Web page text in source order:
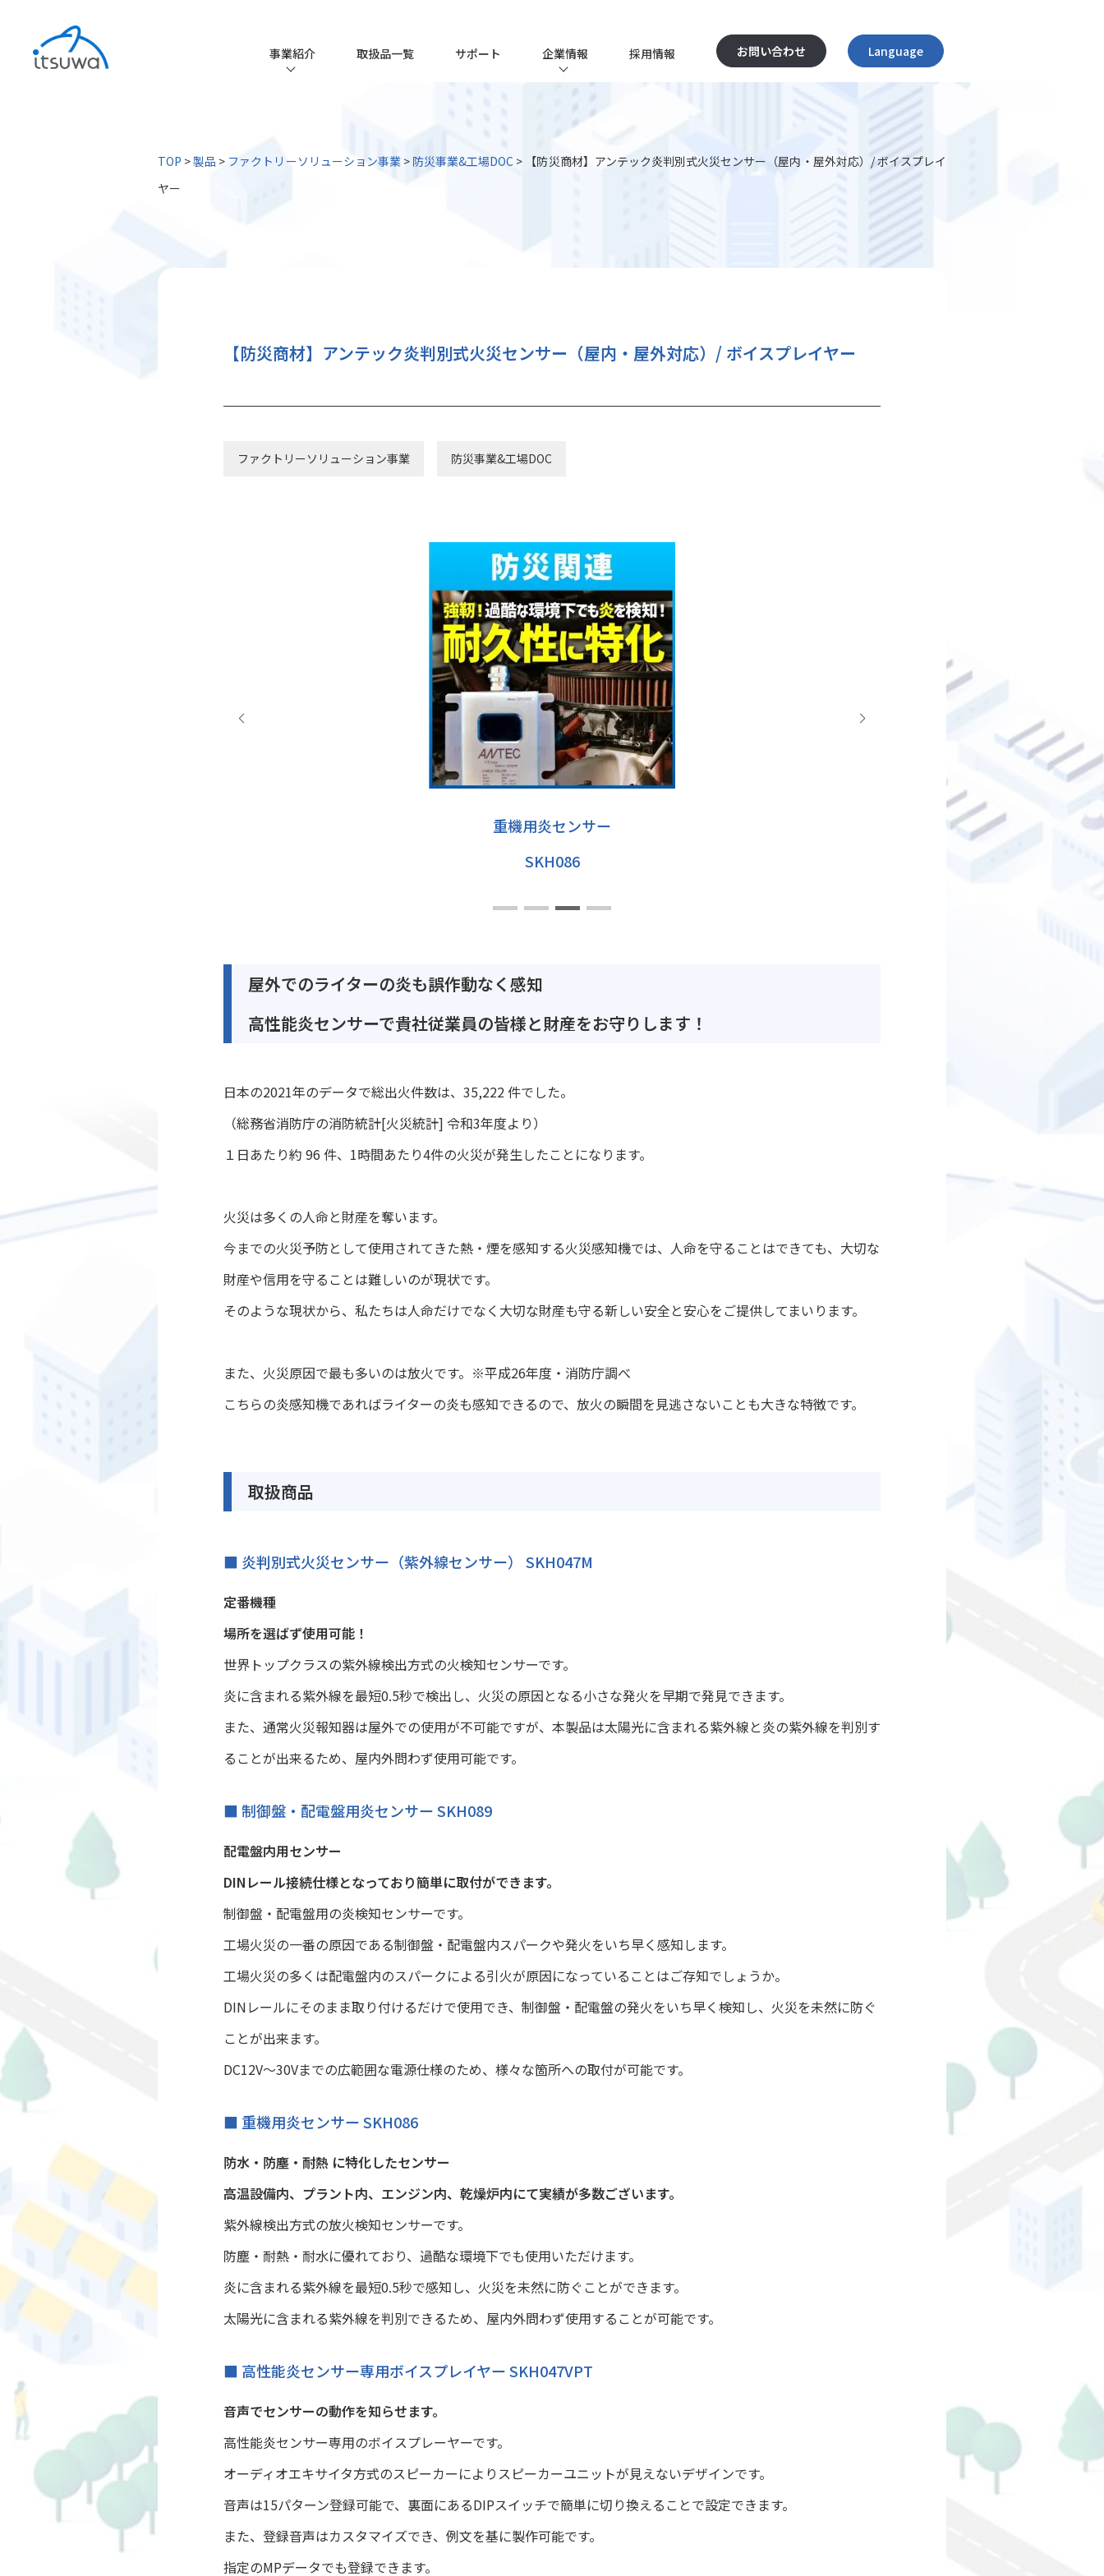
事業紹介
ファクトリーソリューション事業
コーティングテクノロジー事業
取扱品一覧
取扱品一覧 サポート 企業情報 採用情報 お問い合わせ Language
English
ไทย
Tiếng Việt
TOP >製品 > ファクトリーソリューション事業> 防災事業&工場DOC > 【防災商材】アンテック炎判別式火災センサー（屋内・屋外対応）/ ボイスプレイ
ヤー
【防災商材】アンテック炎判別式火災センサー（屋内・屋外対応）/ ボイスプレイヤー
ファクトリーソリューション事業 防災事業&工場DOC
重機用炎センサー
高性能炎セン
屋外でのライターの炎も誤作動なく感知
高性能炎センサーで貴社従業員の皆様と財産をお守りします！
日本の2021年のデータで総出火件数は、35,222 件でした。
（総務省消防庁の消防統計[火災統計] 令和3年度より）
１日あたり約 96 件、1時間あたり4件の火災が発生したことになります。
火災は多くの人命と財産を奪います。
今までの火災予防として使用されてきた熱・煙を感知する火災感知機では、人命を守ることはできても、大切な
財産や信用を守ることは難しいのが現状です。
そのような現状から、私たちは人命だけでなく大切な財産も守る新しい安全と安心をご提供してまいります。
また、火災原因で最も多いのは放火です。※平成26年度・消防庁調べ
こちらの炎感知機であればライターの炎も感知できるので、放火の瞬間を見逃さないことも大きな特徴です。
取扱商品
■ 炎判別式火災センサー（紫外線センサー） SKH047M
定番機種
場所を選ばず使用可能！
世界トップクラスの紫外線検出方式の火検知センサーです。
炎に含まれる紫外線を最短0.5秒で検出し、火災の原因となる小さな発火を早期で発見できます。
また、通常火災報知器は屋外での使用が不可能ですが、本製品は太陽光に含まれる紫外線と炎の紫外線を判別す
ることが出来るため、屋内外問わず使用可能です。
■ 制御盤・配電盤用炎センサー SKH089
配電盤内用センサー
DINレール接続仕様となっており簡単に取付ができます。
制御盤・配電盤用の炎検知センサーです。
工場火災の一番の原因である制御盤・配電盤内スパークや発火をいち早く感知します。
工場火災の多くは配電盤内のスパークによる引火が原因になっていることはご存知でしょうか。
DINレールにそのまま取り付けるだけで使用でき、制御盤・配電盤の発火をいち早く検知し、火災を未然に防ぐ
ことが出来ます。
DC12V～30Vまでの広範囲な電源仕様のため、様々な箇所への取付が可能です。
■ 重機用炎センサー SKH086
防水・防塵・耐熱 に特化したセンサー
高温設備内、プラント内、エンジン内、乾燥炉内にて実績が多数ございます。
紫外線検出方式の放火検知センサーです。
防塵・耐熱・耐水に優れており、過酷な環境下でも使用いただけます。
炎に含まれる紫外線を最短0.5秒で感知し、火災を未然に防ぐことができます。
太陽光に含まれる紫外線を判別できるため、屋内外問わず使用することが可能です。
■ 高性能炎センサー専用ボイスプレイヤー SKH047VPT
音声でセンサーの動作を知らせます。
高性能炎センサー専用のボイスプレーヤーです。
オーディオエキサイタ方式のスピーカーによりスピーカーユニットが見えないデザインです。
音声は15パターン登録可能で、裏面にあるDIPスイッチで簡単に切り換えることで設定できます。
また、登録音声はカスタマイズでき、例文を基に製作可能です。
指定のMPデータでも登録できます。